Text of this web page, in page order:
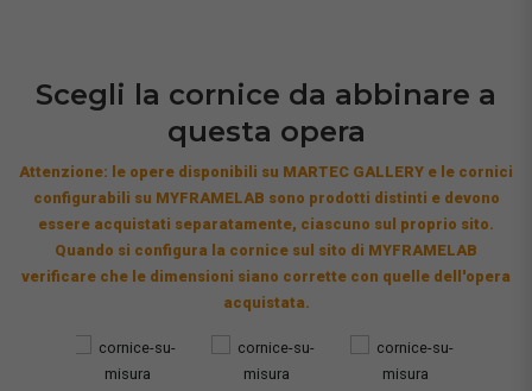
Scegli la cornice da abbinare a
questa opera
Attenzione: le opere disponibili su MARTEC GALLERY e le cornici
configurabili su MYFRAMELAB sono prodotti distinti e devono
essere acquistati separatamente, ciascuno sul proprio sito.
Quando si configura la cornice sul sito di MYFRAMELAB
verificare che le dimensioni siano corrette con quelle dell'opera
acquistata.